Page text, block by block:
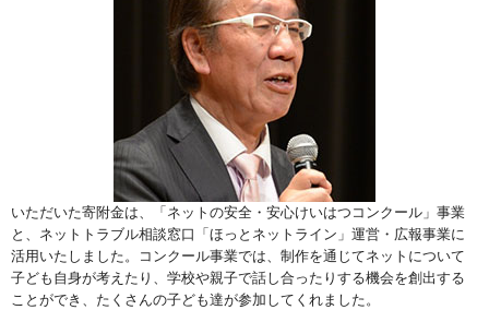
いただいた寄附金は、「ネットの安全・安心けいはつコンクール」事業
と、ネットトラブル相談窓口「ほっとネットライン」運営・広報事業に
活用いたしました。コンクール事業では、制作を通じてネットについて
子ども自身が考えたり、学校や親子で話し合ったりする機会を創出する
ことができ、たくさんの子ども達が参加してくれました。